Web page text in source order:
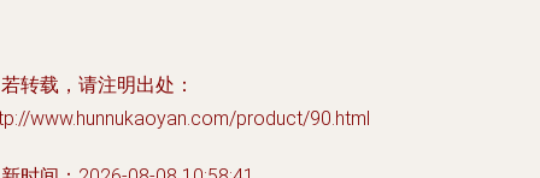
转载，请注明出处：
www.hunnukaoyan.com/product/90.html